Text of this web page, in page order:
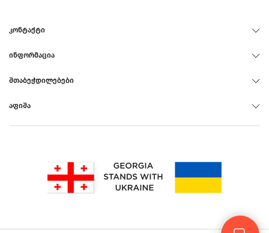
ᲙᲝᲜᲢᲐᲥᲢᲘ
ᲘᲜᲤᲝᲠᲛᲐᲪᲘᲐ
ᲨᲗᲐᲑᲔᲭᲓᲘᲚᲔᲑᲔᲑᲘ
ᲐᲤᲘᲨᲐ